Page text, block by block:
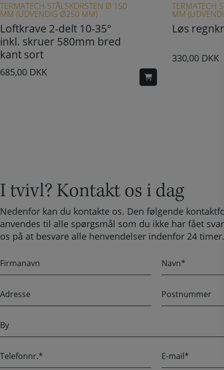
TERMATECH STÅLSKORSTEN Ø 150
MM (UDVENDIG Ø250 MM)
Loftkrave 2-delt 10-35°
inkl. skruer 580mm bred
kant sort
685,00 DKK
TERMATECH
MM
Løs
330,00 DKK
I tvivl? Kontakt os i dag
Nedenfor kan du kontakte os. Den følgende
anvendes til alle spørgsmål som du ikke har fået
os på at besvare alle henvendelser indenfor 24 timer.
i
r
m
a
a
a
v
n
d
r
e
s
e
o
s
m
y
e
-